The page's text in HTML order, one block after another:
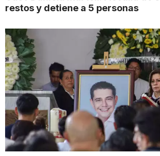
restos y detiene a 5 personas